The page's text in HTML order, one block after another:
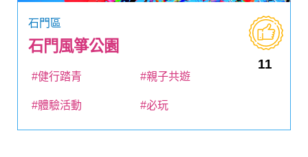
石門區
石門風箏公園
11
#健行踏青 #親子共遊
#體驗活動 #必玩